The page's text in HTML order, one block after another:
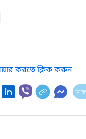
করতে ক্লিক করুন